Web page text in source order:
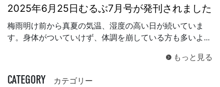
2025年6月25日むるぶ7月号が発刊されました
梅雨明け前から真夏の気温、湿度の高い日が続いていま
す。身体がついていけず、体調を崩している方も多いよ...
もっと見る
CATEGORY カテゴリー